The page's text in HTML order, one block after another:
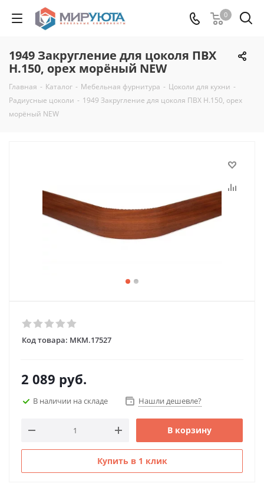
0
1949 Закругление для цоколя ПВХ
Н.150, орех морёный NEW
Главная - Каталог - Мебельная фурнитура - Цоколи для кухни -
Радиусные цоколи - 1949 Закругление для цоколя ПВХ Н.150, орех
морёный NEW
Код товара: MKM.17527
2 089 руб.
В наличии на складе Нашли дешевле?
В корзину
Купить в 1 клик